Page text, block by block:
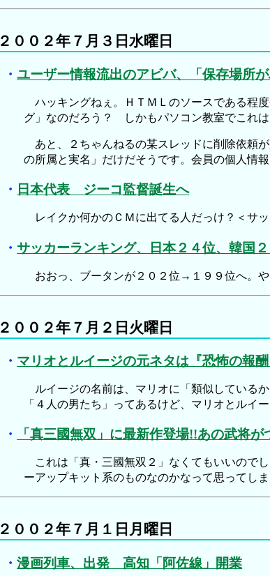
２００２年７月３日水曜日
・ユーザー情報流出のアビバ、「保存場所が
ハッキングねぇ。ＨＴＭＬのソースである程
グ」なのだろう？ しかもパソコン教室でこれは
あと、２ちゃんねるの某スレッドに削除依頼
の所属と実名」だけだそうです。会員の個人情
・ 日本代表 ジーコ監督誕生へ
レイクか何かのＣＭに出てる人だっけ？＜サ
・サッカーランキング、日本２４位、韓国
おおっ、ブータンが２０２位→１９９位へ。や
２００２年７月２日火曜日
・ マリオとルイージの元ネタは『恐怖の報酬
ルイージの名前は、マリオに「類似している
「４人の男たち」ってあるけど、マリオとルイ
・ 「真三國無双」に最新作登場!!あの武将
これは「真・三國無双２」なくてもいいので
ーアップキット系のものなのかなって思ってしま
２００２年７月１日月曜日
・漫画列車、出発 高知「阿佐線」開業